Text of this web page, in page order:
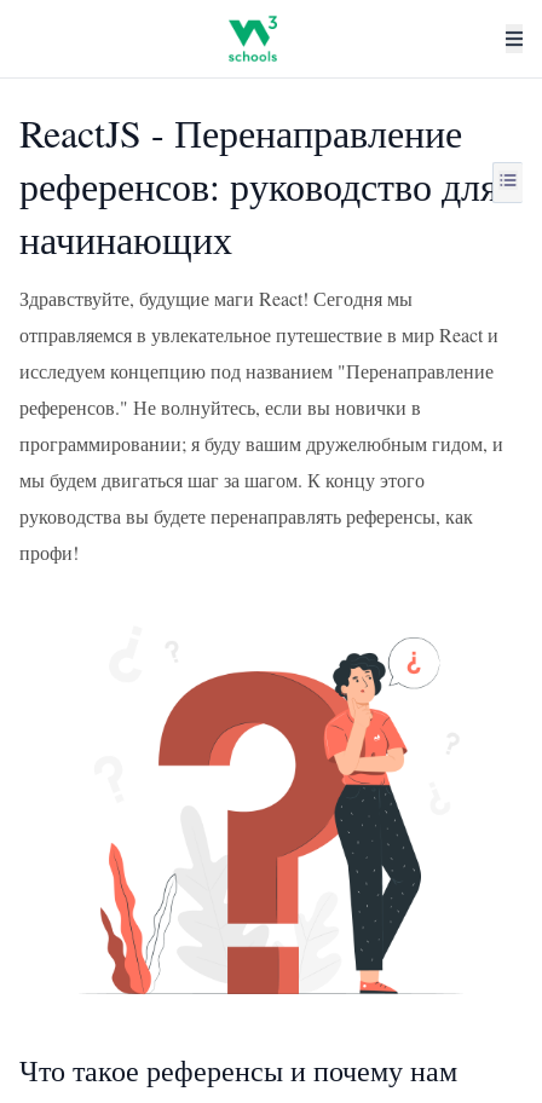
ReactJS - Перенаправление
референсов: руководство для
начинающих
Здравствуйте, будущие маги React! Сегодня мы
отправляемся в увлекательное путешествие в мир React и
исследуем концепцию под названием "Перенаправление
референсов." Не волнуйтесь, если вы новички в
программировании; я буду вашим дружелюбным гидом, и
мы будем двигаться шаг за шагом. К концу этого
руководства вы будете перенаправлять референсы, как
профи!
Что такое референсы и почему нам